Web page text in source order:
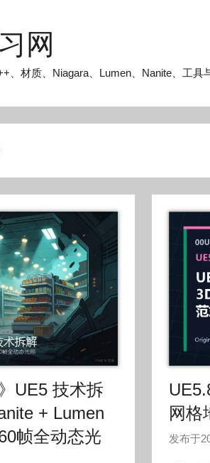
网
、材质、Niagara、Lumen、Nanite、工具
UE5 技术拆
+ Lumen
帧全动态光
网格
发布于